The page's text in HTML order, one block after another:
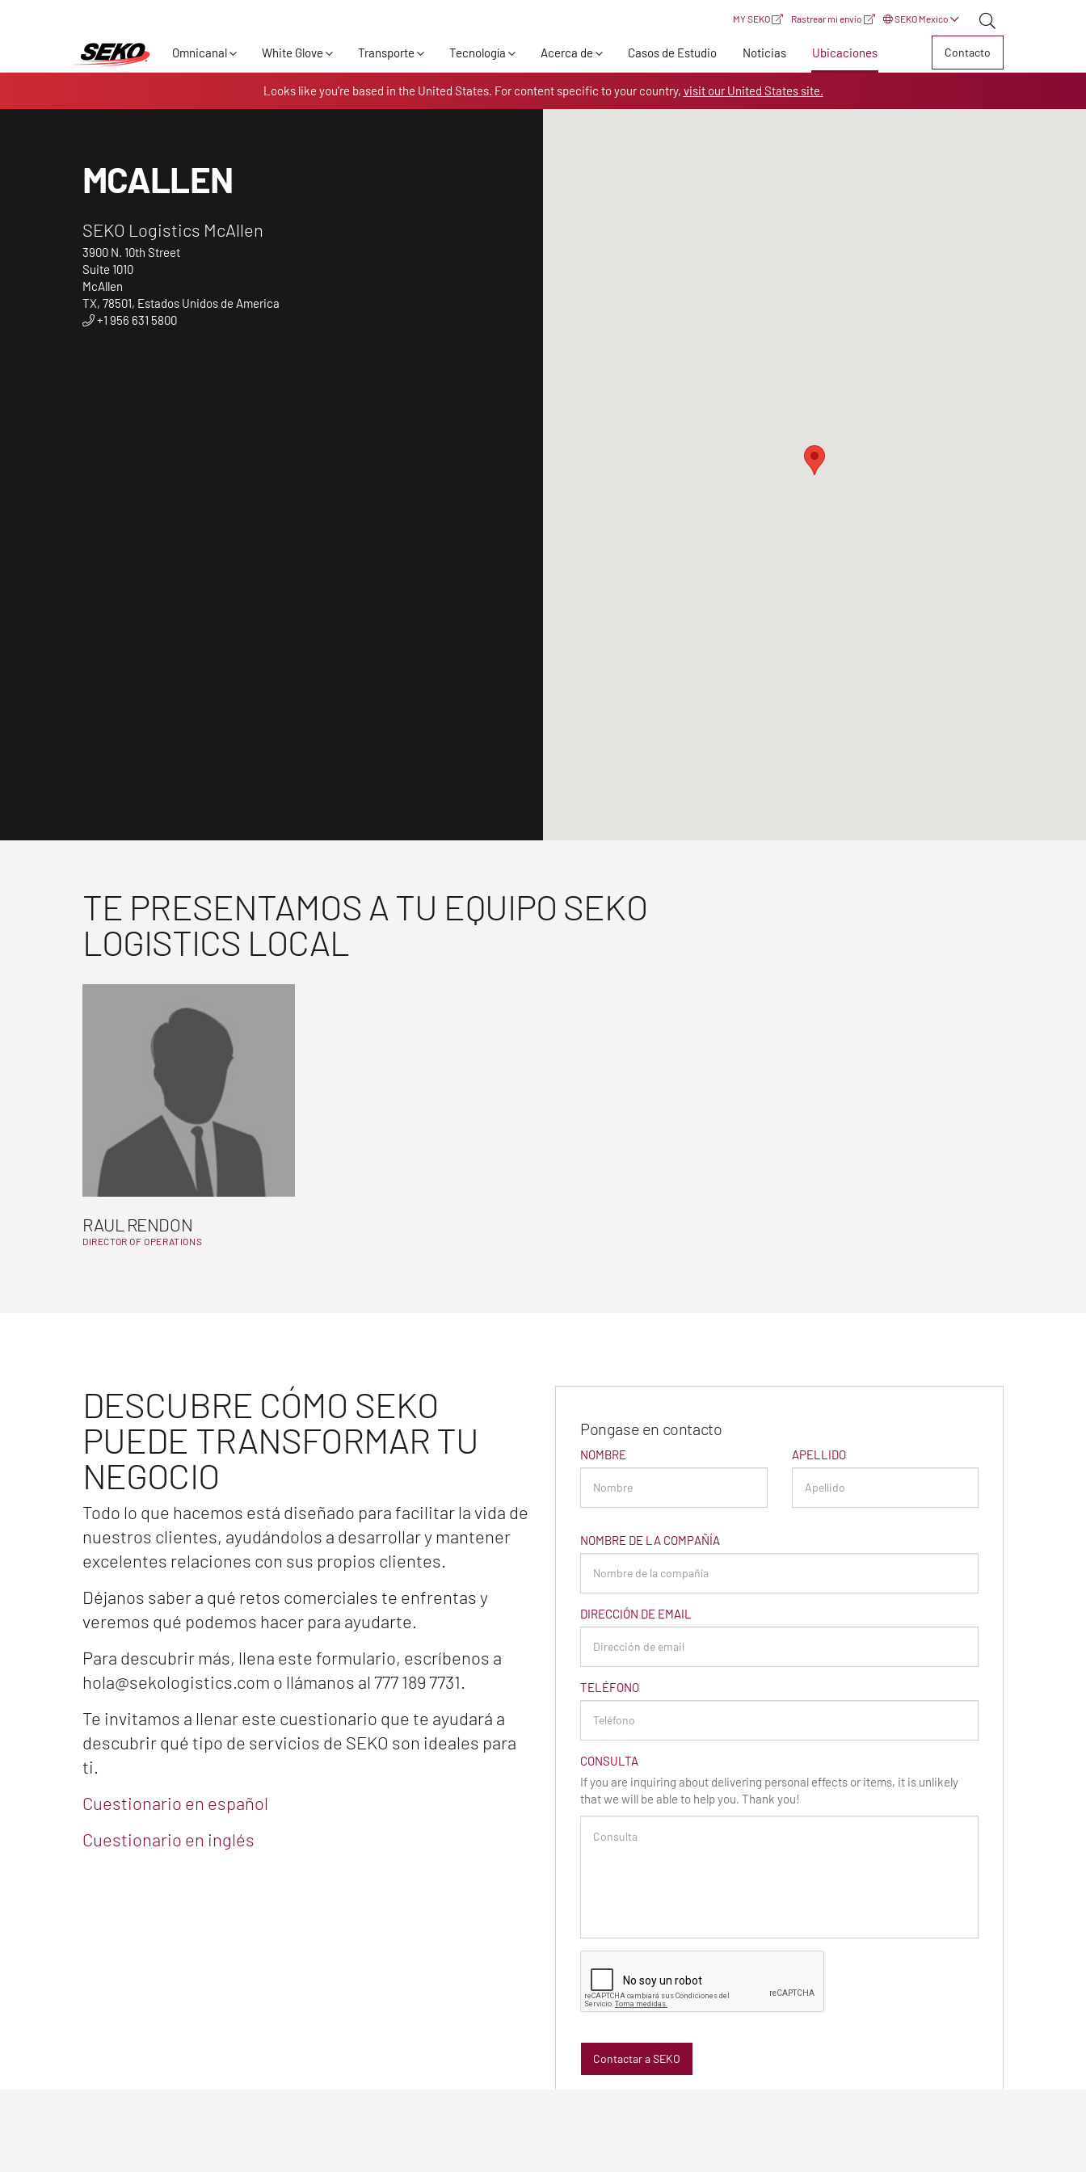
Omnicanal White Glove Transporte Tecnología Acerca de Casos de Estudio Noticias Ubicaciones Contacto
MY SEKO Rastrear mi envío SEKO Mexico
Looks like you’re based in the United States. For content specific to your country, visit our United States site.
MCALLEN
SEKO Logistics McAllen
3900 N. 10th Street
Suite 1010
McAllen
TX, 78501, Estados Unidos de America
+1 956 631 5800
TE PRESENTAMOS A TU EQUIPO SEKO
LOGISTICS LOCAL
RAUL RENDON
DIRECTOR OF OPERATIONS
DESCUBRE CÓMO SEKO
PUEDE TRANSFORMAR TU
NEGOCIO
Todo lo que hacemos está diseñado para facilitar la vida de
nuestros clientes, ayudándolos a desarrollar y mantener
excelentes relaciones con sus propios clientes.
Déjanos saber a qué retos comerciales te enfrentas y
veremos qué podemos hacer para ayudarte.
Para descubrir más, llena este formulario, escríbenos a
hola@sekologistics.com o llámanos al 777 189 7731.
Te invitamos a llenar este cuestionario que te ayudará a
descubrir qué tipo de servicios de SEKO son ideales para
ti.
Cuestionario en español
Cuestionario en inglés
Pongase en contacto
NOMBRE APELLIDO
NOMBRE DE LA COMPAÑÍA
DIRECCIÓN DE EMAIL
TELÉFONO
CONSULTA
If you are inquiring about delivering personal effects or items, it is unlikely
that we will be able to help you. Thank you!